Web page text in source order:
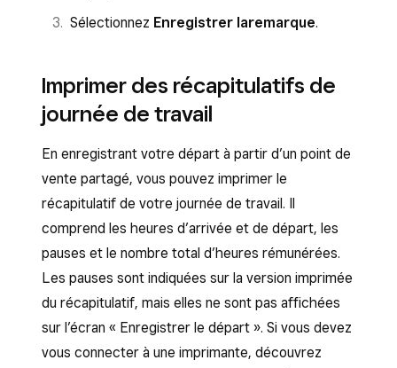
Sélectionnez Enregistrer laremarque.
Imprimer des récapitulatifs de
journée de travail
En enregistrant votre départ à partir d’un point de
vente partagé, vous pouvez imprimer le
récapitulatif de votre journée de travail. Il
comprend les heures d’arrivée et de départ, les
pauses et le nombre total d’heures rémunérées.
Les pauses sont indiquées sur la version imprimée
du récapitulatif, mais elles ne sont pas affichées
sur l’écran « Enregistrer le départ ». Si vous devez
vous connecter à une imprimante, découvrez